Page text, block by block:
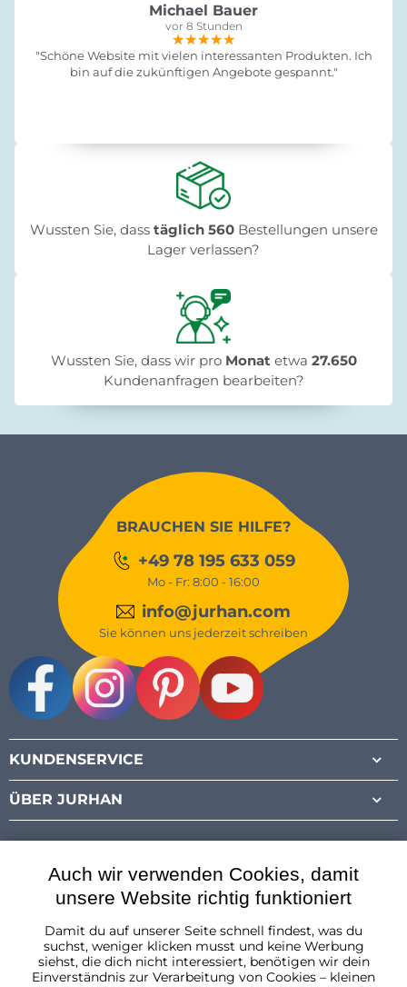
Michael Bauer
vor 8 Stunden
★★★★★
★★★★★
★★★★★
"Schöne Website mit vielen interessanten Produkten. Ich
bin auf die zukünftigen Angebote gespannt."
Wussten Sie, dass täglich 560Bestellungen unsere
Lager verlassen?
Wussten Sie, dass wir pro Monat etwa 27.650
Kundenanfragen bearbeiten?
BRAUCHEN SIE HILFE?
+49 78 195 633 059
Mo - Fr: 8:00 - 16:00
info@jurhan.com
Sie können uns jederzeit schreiben
KUNDENSERVICE
ÜBER JURHAN
Österreich
Auch wir verwenden Cookies, damit
unsere Website richtig funktioniert
Damit du auf unserer Seite schnell findest, was du
suchst, weniger klicken musst und keine Werbung
siehst, die dich nicht interessiert, benötigen wir dein
Einverständnis zur Verarbeitung von Cookies – kleinen